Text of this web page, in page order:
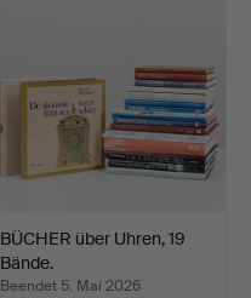
BÜCHER über Uhren, 19
Bände.
Beendet 5. Mai 2026